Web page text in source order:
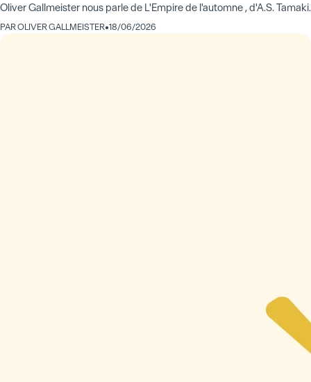
Oliver Gallmeister nous parle de L'Empire de l'automne , d'A.S. Tamaki.
PAROLIVER GALLMEISTER•18/06/2026